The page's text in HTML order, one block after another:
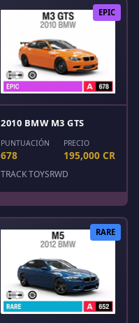
EPIC
2010 BMW M3 GTS
PUNTUACIÓN
678
PRECIO
195,000 CR
TRACK TOYSRWD
RARE